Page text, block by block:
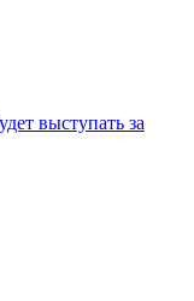
выступать за